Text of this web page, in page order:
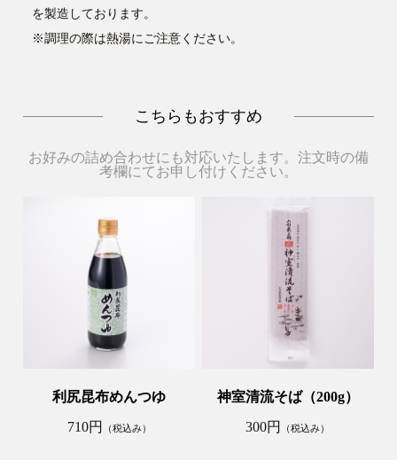
を製造しております。
※調理の際は熱湯にご注意ください。
こちらもおすすめ
お好みの詰め合わせにも対応いたします。注文時の備
考欄にてお申し付けください。
利尻昆布めんつゆ
710円
（税込み）
神室清流そば（200g）
300円
（税込み）